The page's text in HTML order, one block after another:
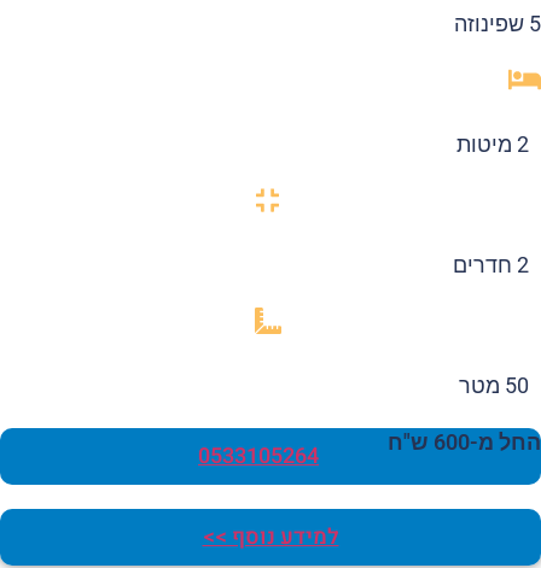
50 מטר
מ-600 ש"ח 0533105264
למידע נוסף >>